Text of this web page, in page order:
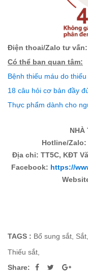
Điện thoai/Zalo tư vấn:
Có thể bạn quan tâm:
Bệnh thiếu máu do thiếu
18 câu hỏi cơ bản đầy
Thực phẩm dành cho
NHÀ
Hotline/Zalo:
Địa chỉ: TT5C, KĐT
Facebook: https://
TAGS : Bổ sung sắt Sắt
Thiếu sắt
Share: